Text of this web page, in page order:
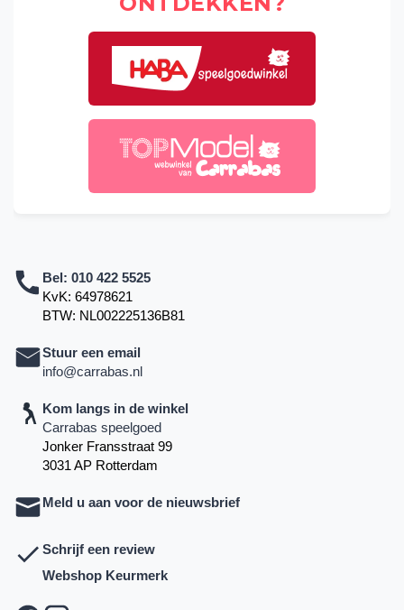
Bel: 010 422 5525
KvK: 64978621
BTW: NL002225136B81
Stuur een email
info@carrabas.nl
Kom langs in de winkel
Carrabas speelgoed
Jonker Fransstraat 99
3031 AP Rotterdam
Meld u aan voor de nieuwsbrief
Schrijf een review
Webshop Keurmerk